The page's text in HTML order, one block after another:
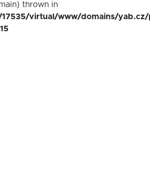
thrown in
virtual/www/domains/yab.cz/